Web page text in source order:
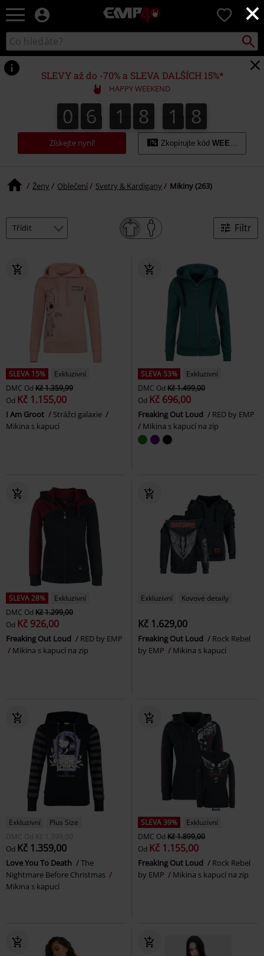
×
EMP
Hudba,
filmy
&
seriály,
Merch
pro
hráče,
Alternativní
móda
0
Katalog
vyhledávání
SLEVY až do -70% a SLEVA DALŠÍCH 15%*
HAPPY WEEKEND
0
0 6
6 1
1 8
8 1
2
1 6
7
6
8
7
Získejte nyní! Zkopírujte kód WEEKEND
Ženy Oblečení Svetry & Kardigany Mikiny (263)
Filtr
SLEVA 15%
Exkluzivní
DMC Od Kč 1.359,99
Od Kč 1.155,00
I Am Groot
Strážci galaxie
Mikina s kapucí
SLEVA 53%
Exkluzivní
DMC Od Kč 1.499,00
Od Kč 696,00
Freaking Out Loud
RED by EMP
Mikina s kapucí na zip
SLEVA 28%
Exkluzivní
DMC Od Kč 1.299,00
Od Kč 926,00
Freaking Out Loud
RED by EMP
Mikina s kapucí na zip
Exkluzivní Kovové detaily
Kč 1.629,00
Freaking Out Loud
Rock Rebel
by EMP
Mikina s kapucí
Exkluzivní
Plus Size
DMC Od Kč 1.399,00
Od Kč 1.359,00
Love You To Death
The
Nightmare Before Christmas
Mikina s kapucí
SLEVA 39%
Exkluzivní
DMC Od Kč 1.899,00
Od Kč 1.155,00
Freaking Out Loud
Rock Rebel
by EMP
Mikina s kapucí na zip